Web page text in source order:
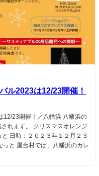
ル2023は12/23開催！
12/23開催！／八幡浜 八幡浜の
れます。 クリスマスオレンジ
日時：２０２３年１２月２３
っと 屋台村では、八幡浜のカレ